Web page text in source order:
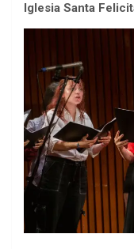
Iglesia Santa